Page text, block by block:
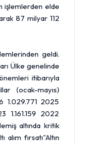
işlemlerden elde
87 milyar 112
geldi.
Ülke genelinde
itibarıyla
(ocak-mayıs)
1.029.771 2025
1.161.159 2022
altında kritik
alım fırsatı"Altın